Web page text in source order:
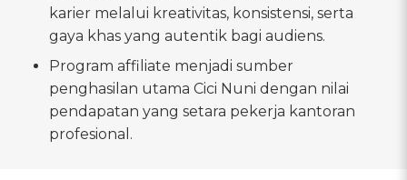
karier melalui kreativitas, konsistensi, serta
gaya khas yang autentik bagi audiens.
Program affiliate menjadi sumber
penghasilan utama Cici Nuni dengan nilai
pendapatan yang setara pekerja kantoran
profesional.